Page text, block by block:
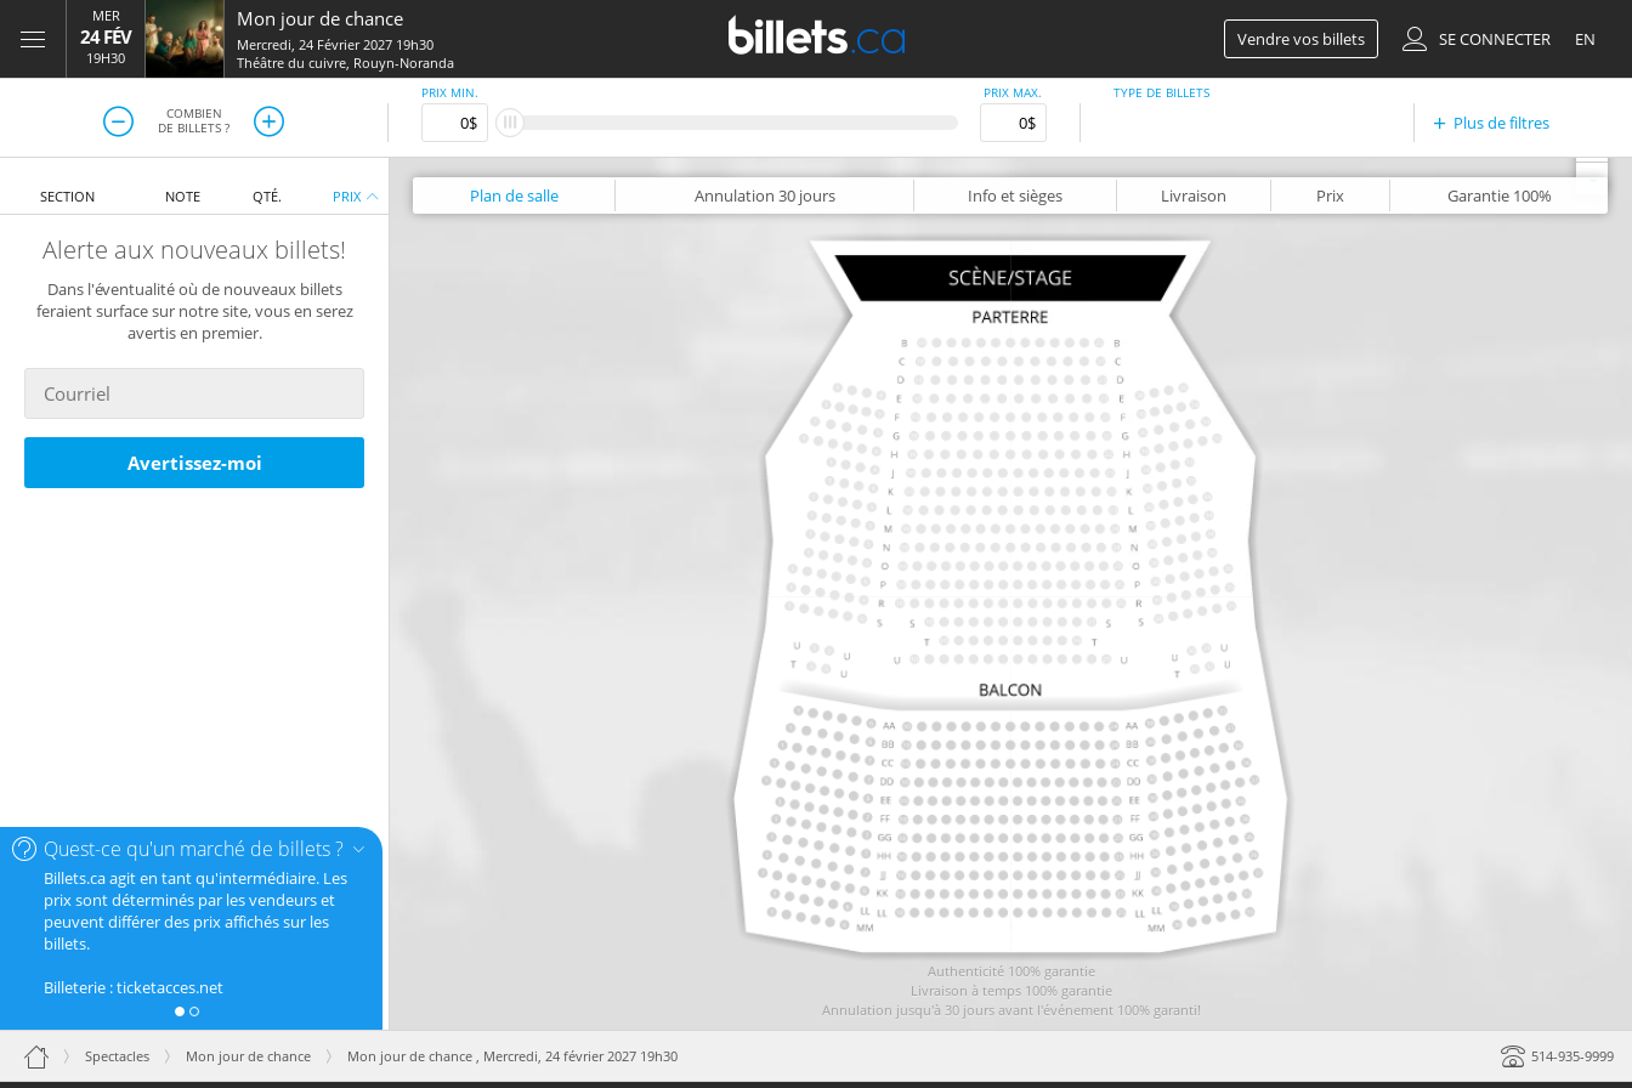
MER
24 FÉV
19H30
Mon jour de chance
Mercredi, 24 Février 2027 19h30
Théâtre du cuivre, Rouyn-Noranda
Vendre vos billets SE CONNECTER EN
COMBIEN
DE BILLETS ?
PRIX MIN. PRIX MAX. TYPE DE BILLETS
Plus de filtres
Quest-ce qu'un marché de billets ?
Billets.ca agit en tant qu'intermédiaire. Les
prix sont déterminés par les vendeurs et
peuvent différer des prix affichés sur les
billets.
Billeterie : ticketacces.net
SECTION NOTE QTÉ. PRIX
Alerte aux nouveaux billets!
Dans l'éventualité où de nouveaux billets
feraient surface sur notre site, vous en serez
avertis en premier.
Avertissez-moi
Plan de salle Annulation 30 jours Info et sièges Livraison Prix Garantie 100%
Authenticité 100% garantie
Livraison à temps 100% garantie
Annulation jusqu'à 30 jours avant l'événement 100% garanti!
-
Spectacles Mon jour de chance Mon jour de chance , Mercredi, 24 février 2027 19h30 514-935-9999